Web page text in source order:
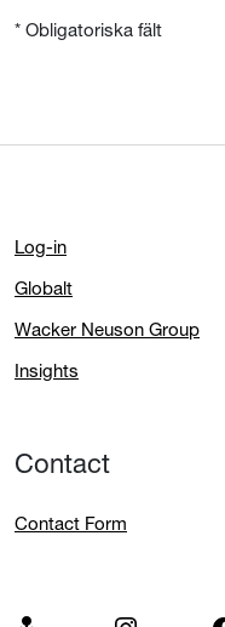
* Obligatoriska fält
Log-in
Globalt
Wacker Neuson Group
Insights
Contact
Contact Form